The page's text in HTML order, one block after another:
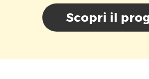
Scopri il